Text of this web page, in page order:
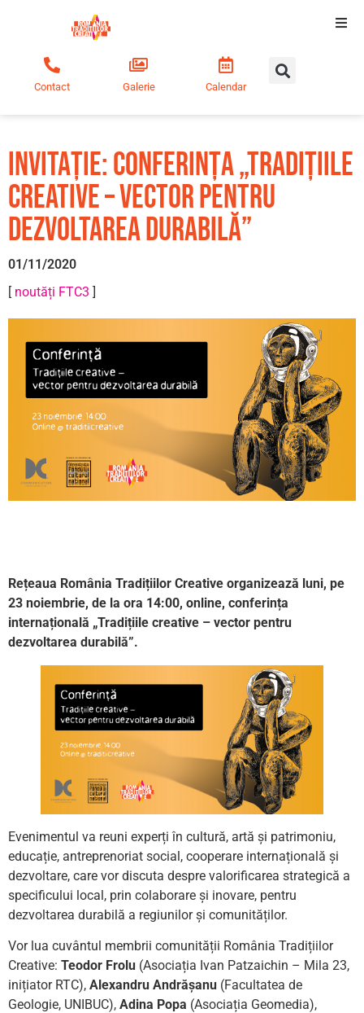
Tradiții creative
Educație
Noutăți
Contact Galerie Calendar
Invitație: Conferința „Tradițiile
creative – vector pentru
dezvoltarea durabilă”
01/11/2020
[ noutăți FTC3 ]
Rețeaua România Tradițiilor Creative organizează luni, pe
23 noiembrie, de la ora 14:00, online, conferința
internațională „Tradițiile creative – vector pentru
dezvoltarea durabilă”.
Evenimentul va reuni experți în cultură, artă și patrimoniu,
educație, antreprenoriat social, cooperare internațională și
dezvoltare, care vor discuta despre valorificarea strategică a
specificului local, prin colaborare și inovare, pentru
dezvoltarea durabilă a regiunilor și comunităților.
Vor lua cuvântul membrii comunității România Tradițiilor
Creative: Teodor Frolu (Asociația Ivan Patzaichin – Mila 23,
inițiator RTC), Alexandru Andrășanu (Facultatea de
Geologie, UNIBUC), Adina Popa (Asociația Geomedia),